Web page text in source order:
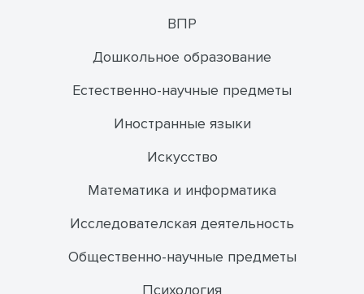
ВПР
Дошкольное образование
Естественно-научные предметы
Иностранные языки
Искусство
Математика и информатика
Исследователская деятельность
Общественно-научные предметы
Психология